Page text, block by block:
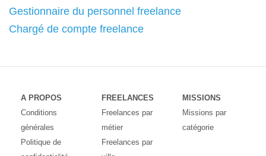
Gestionnaire du personnel freelance
Chargé de compte freelance
A PROPOS
Conditions
générales
Politique de
FREELANCES
Freelances par
métier
Freelances par
MISSIONS
Missions par
catégorie